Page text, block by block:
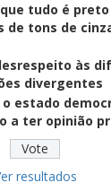
Patrus Ananias
de Minas
selecionados
tudo é
de tons de
às
divergentes
estado
a ter opinião
resultados